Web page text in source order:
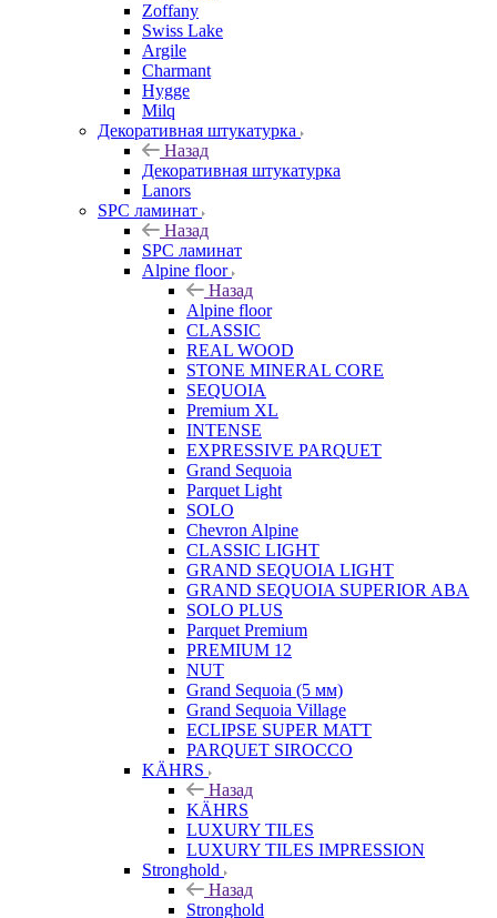
Zoffany
Swiss Lake
Argile
Charmant
Hygge
Milq
Декоративная штукатурка
Назад
Декоративная штукатурка
Lanors
SPC ламинат
Назад
SPC ламинат
Alpine floor
Назад
Alpine floor
CLASSIC
REAL WOOD
STONE MINERAL CORE
SEQUOIA
Premium XL
INTENSE
EXPRESSIVE PARQUET
Grand Sequoia
Parquet Light
SOLO
Chevron Alpine
CLASSIC LIGHT
GRAND SEQUOIA LIGHT
GRAND SEQUOIA SUPERIOR ABA
SOLO PLUS
Parquet Premium
PREMIUM 12
NUT
Grand Sequoia (5 мм)
Grand Sequoia Village
ECLIPSE SUPER MATT
PARQUET SIROCCO
KÄHRS
Назад
KÄHRS
LUXURY TILES
LUXURY TILES IMPRESSION
Stronghold
Назад
Stronghold